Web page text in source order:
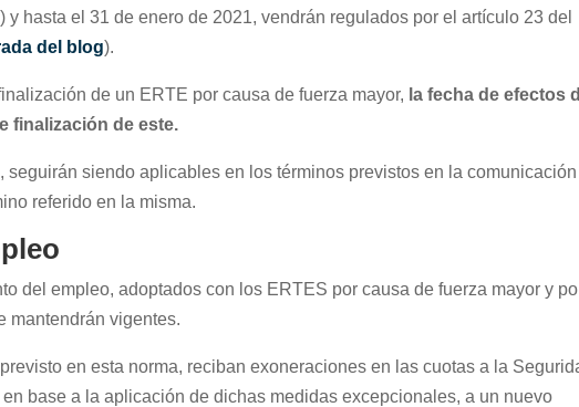
hasta el 31 de enero de 2021, vendrán regulados por el artículo 23 del
del blog).
de un ERTE por causa de fuerza mayor, la fecha de efectos
finalización de este.
seguirán siendo aplicables en los términos previstos en la comunicación
referido en la misma.
del empleo, adoptados con los ERTES por causa de fuerza mayor y
mantendrán vigentes.
en esta norma, reciban exoneraciones en las cuotas a la
base a la aplicación de dichas medidas excepcionales, a un nuevo